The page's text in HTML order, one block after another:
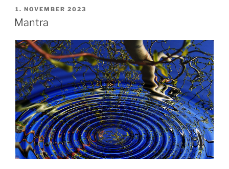
UDGIVET
DEN
1. NOVEMBER 2023
Mantra